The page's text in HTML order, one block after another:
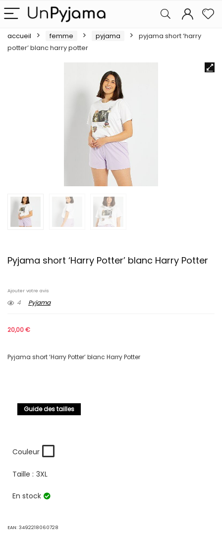
accueil femme pyjama
pyjama short ‘harry
potter’ blanc harry potter
Pyjama short ‘Harry Potter’ blanc Harry Potter
Ajouter votre avis
4 Pyjama
20,00€
Pyjama short ‘Harry Potter’ blanc Harry Potter
Guide des tailles
Couleur
Taille : 3XL
En stock
EAN: 3492218060728